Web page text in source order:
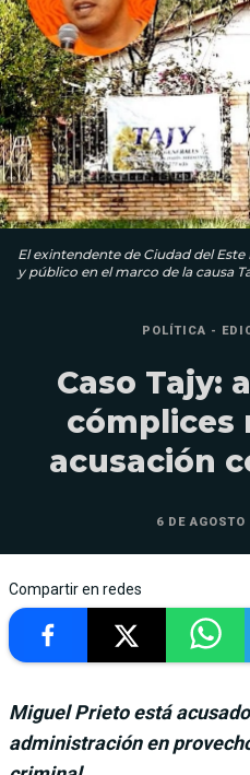
El exintendente de Ciudad del
y público en el marco de la causa
POLÍTICA -
Caso Tajy:
cómplices
acusación
6 DE
Compartir en redes
Miguel Prieto está
administración en